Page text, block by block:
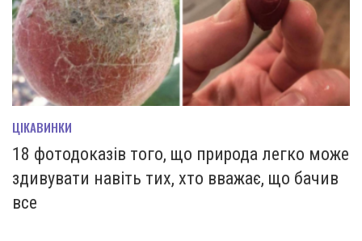
ЦІКАВИНКИ
18 фотодоказів того, що природа легко може
здивувати навіть тих, хто вважає, що бачив
все